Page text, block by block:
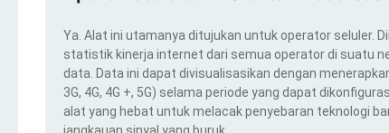
Ya. Alat ini utamanya ditujukan untuk operator seluler.
statistik kinerja internet dari semua operator di suatu
data. Data ini dapat divisualisasikan dengan
3G, 4G, 4G +, 5G) selama periode yang dapat
alat yang hebat untuk melacak penyebaran teknologi
jangkauan sinyal yang buruk.